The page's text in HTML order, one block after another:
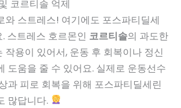
코르티솔 억제
와 스트레스! 여기에도 포스파티딜세
스트레스 호르몬인 코르티솔의 과도한
작용이 있어서, 운동 후 회복이나 정신
도움을 줄 수 있어요. 실제로 운동선수
과 피로 회복을 위해 포스파티딜세린
많답니다.